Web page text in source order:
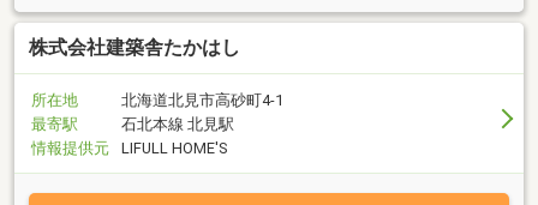
株式会社建築舎たかはし
所在地
北海道北見市高砂町4-1
最寄駅
石北本線 北見駅
情報提供元
LIFULL HOME'S